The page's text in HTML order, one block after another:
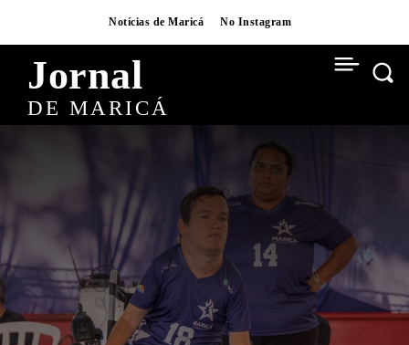
Notícias de Maricá No Instagram
Jornal
DE MARICÁ